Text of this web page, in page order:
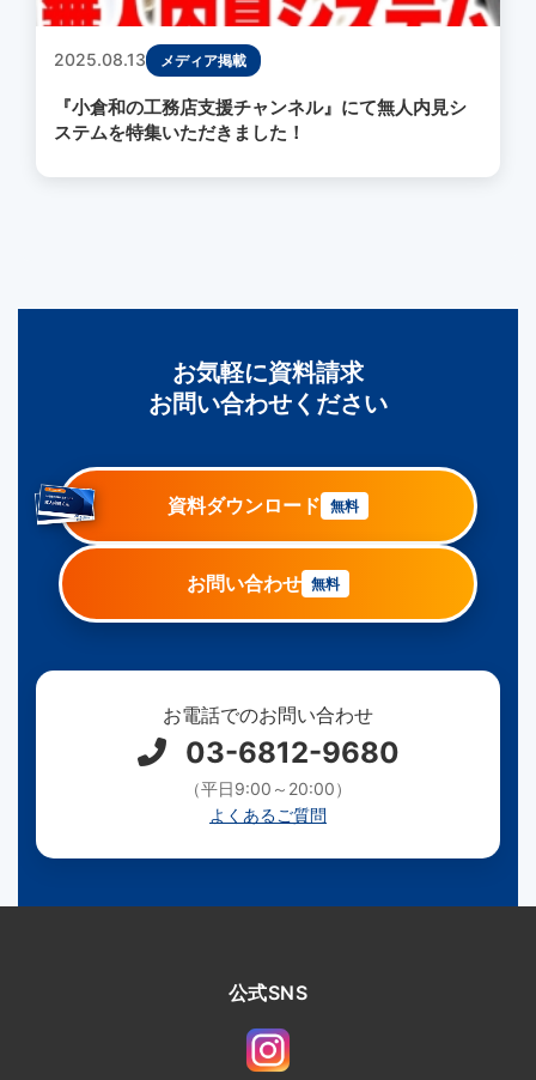
2025.08.13 メディア掲載
『小倉和の工務店支援チャンネル』にて無人内見シ
ステムを特集いただきました！
お気軽に資料請求
お問い合わせください
資料ダウンロード 無料
お問い合わせ 無料
お電話でのお問い合わせ
03-6812-9680
（平日9:00～20:00）
よくあるご質問
公式SNS